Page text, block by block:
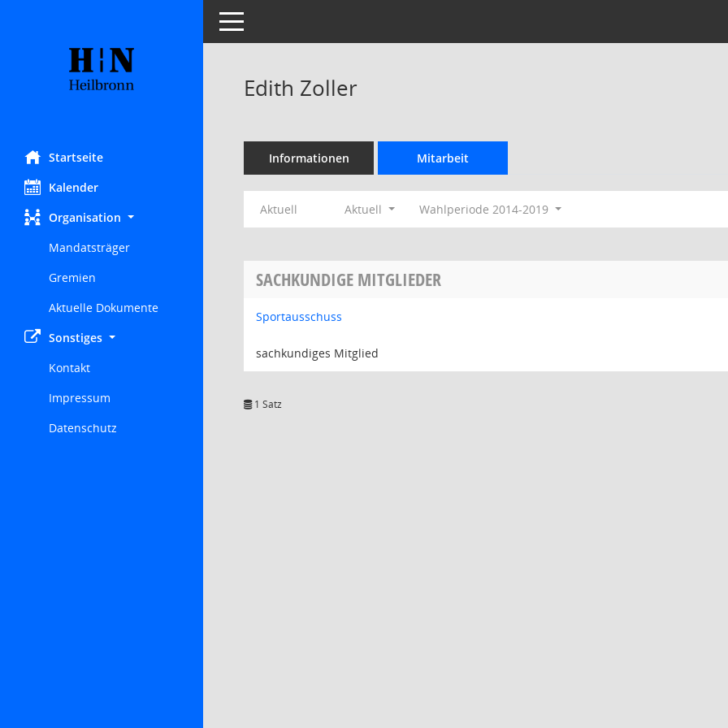
Startseite
Kalender
Organisation
Mandatsträger
Gremien
Aktuelle Dokumente
Sonstiges
Kontakt
Impressum
Datenschutz
Toggle navigation
Edith Zoller
Informationen Mitarbeit
Aktuell Aktuell Wahlperiode 2014-2019
SACHKUNDIGE MITGLIEDER
Sportausschuss
sachkundiges Mitglied
1 Satz